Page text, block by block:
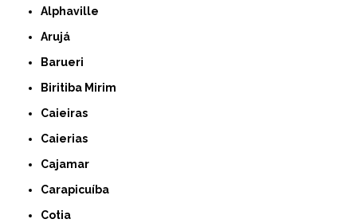
Alphaville
Arujá
Barueri
Biritiba Mirim
Caieiras
Caierias
Cajamar
Carapicuíba
Cotia